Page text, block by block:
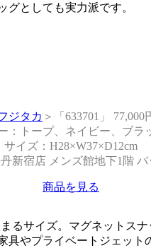
としても実力派です。
ジタカ ＞「633701」 77,000
：トープ、ネイビー、ブラ
サイズ：H28×W37×D12cm
新宿店 メンズ館地下1階 バ
商品を見る
るサイズ。マグネットス
やプライベートジェッ